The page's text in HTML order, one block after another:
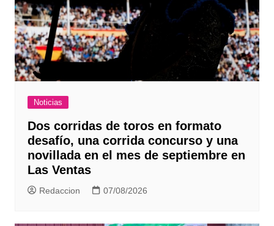
Noticias
Dos corridas de toros en formato
desafío, una corrida concurso y una
novillada en el mes de septiembre en
Las Ventas
Redaccion 07/08/2026